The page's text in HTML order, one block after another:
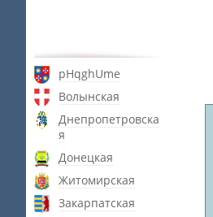
pHqghUme
Волынская
Днепропетровска
я
Донецкая
Житомирская
Закарпатская